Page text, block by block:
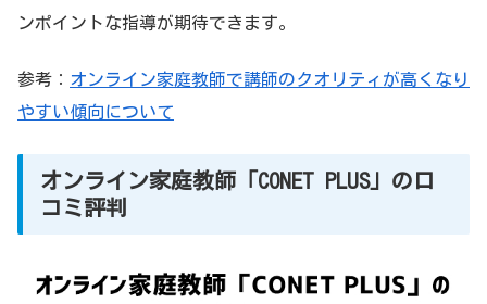
ンポイントな指導が期待できます。
参考： オンライン家庭教師で講師のクオリティが高くなり
やすい傾向について
オンライン家庭教師「CONET PLUS」の口
コミ評判